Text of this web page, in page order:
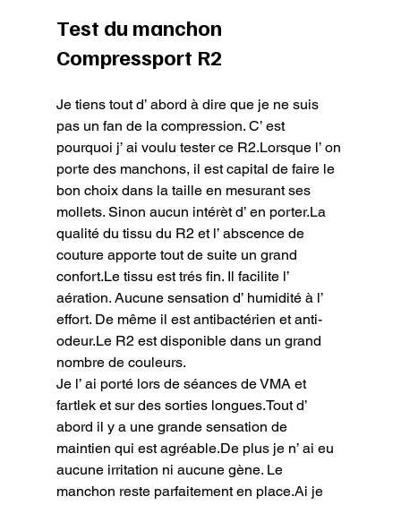
Test du manchon
Compressport R2
Je tiens tout d’ abord à dire que je ne suis
pas un fan de la compression. C’ est
pourquoi j’ ai voulu tester ce R2.Lorsque l’ on
porte des manchons, il est capital de faire le
bon choix dans la taille en mesurant ses
mollets. Sinon aucun intérèt d’ en porter.La
qualité du tissu du R2 et l’ abscence de
couture apporte tout de suite un grand
confort.Le tissu est trés fin. Il facilite l’
aération. Aucune sensation d’ humidité à l’
effort. De même il est antibactérien et anti-
odeur.Le R2 est disponible dans un grand
nombre de couleurs.
Je l’ ai porté lors de séances de VMA et
fartlek et sur des sorties longues.Tout d’
abord il y a une grande sensation de
maintien qui est agréable.De plus je n’ ai eu
aucune irritation ni aucune gène. Le
manchon reste parfaitement en place.Ai je